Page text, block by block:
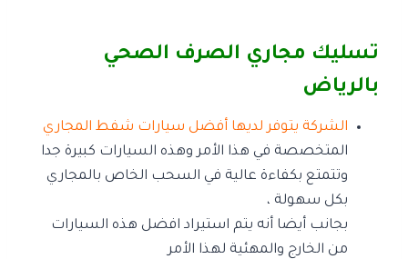
تسليك مجاري الصرف الصحي
بالرياض
الشركة يتوفر لديها أفضل سيارات شفط المجاري
المتخصصة في هذا الأمر وهذه السيارات كبيرة جدا
وتتمتع بكفاءة عالية في السحب الخاص بالمجاري
بكل سهولة ،
بجانب أيضا أنه يتم استيراد افضل هذه السيارات
من الخارج والمهئية لهذا الأمر